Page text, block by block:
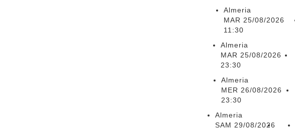
Almeria
MAR 25/08/2026
11:30
Almeria
MAR 25/08/2026
23:30
Almeria
MER 26/08/2026
23:30
Almeria
SAM 29/08/2026